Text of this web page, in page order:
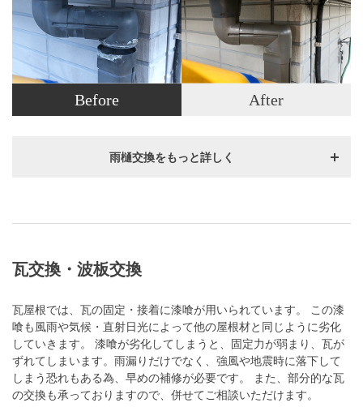
Before After
雨樋交換をもっと詳しく
瓦交換・波板交換
瓦屋根では、瓦の固定・接着に漆喰が用いられています。 この漆
喰も風雨や気候・直射日光によって他の屋根材と同じように劣化
していきます。 漆喰が劣化してしまうと、固定力が弱まり、瓦が
ずれてしまいます。雨漏りだけでなく、強風や地震時に落下して
しまう恐れもある為、早めの補修が必要です。 また、部分的な瓦
の交換も承っておりますので、併せてご相談いただけます。